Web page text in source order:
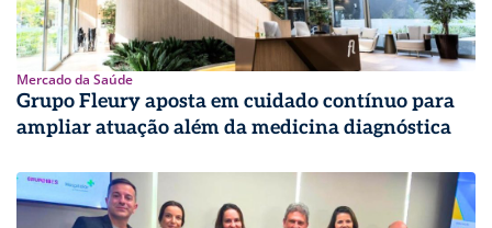
Mercado da Saúde
Grupo Fleury aposta em cuidado contínuo para
ampliar atuação além da medicina diagnóstica